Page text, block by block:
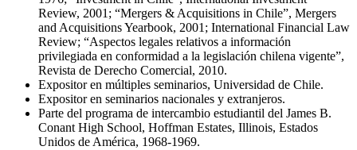
Review, 2001; “Mergers & Acquisitions in Chile”, Mergers
and Acquisitions Yearbook, 2001; International Financial Law
Review; “Aspectos legales relativos a información
privilegiada en conformidad a la legislación chilena vigente”,
Revista de Derecho Comercial, 2010.
Expositor en múltiples seminarios, Universidad de Chile.
Expositor en seminarios nacionales y extranjeros.
Parte del programa de intercambio estudiantil del James B.
Conant High School, Hoffman Estates, Illinois, Estados
Unidos de América, 1968-1969.